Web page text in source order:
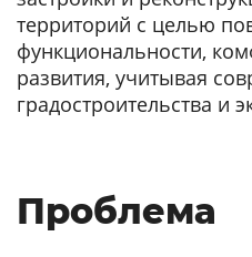
территорий с целью
функциональности,
развития, учитывая
градостроительства и
Проблема